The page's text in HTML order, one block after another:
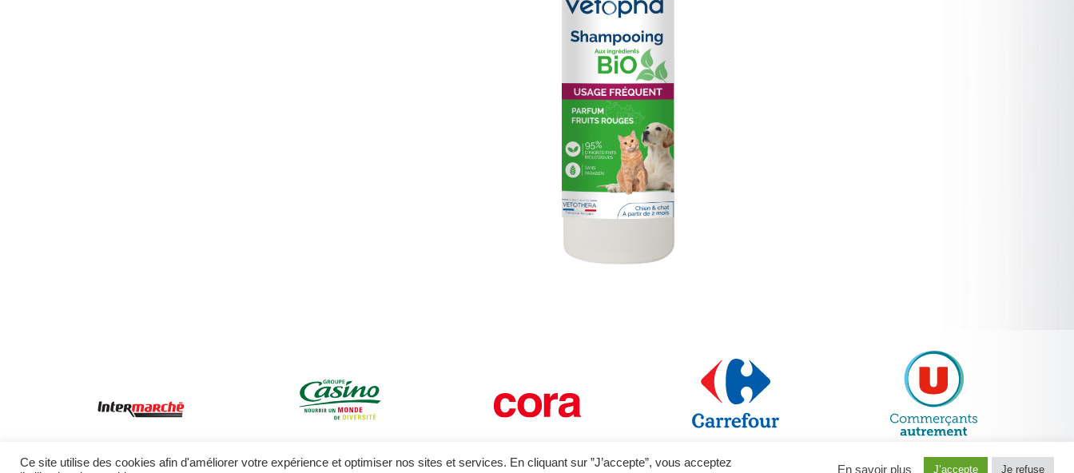
Ce site utilise des cookies afin d'améliorer votre expérience et optimiser nos sites et services. En cliquant sur ”J’accepte”, vous acceptez
En savoir plus J’accepte Je refuse